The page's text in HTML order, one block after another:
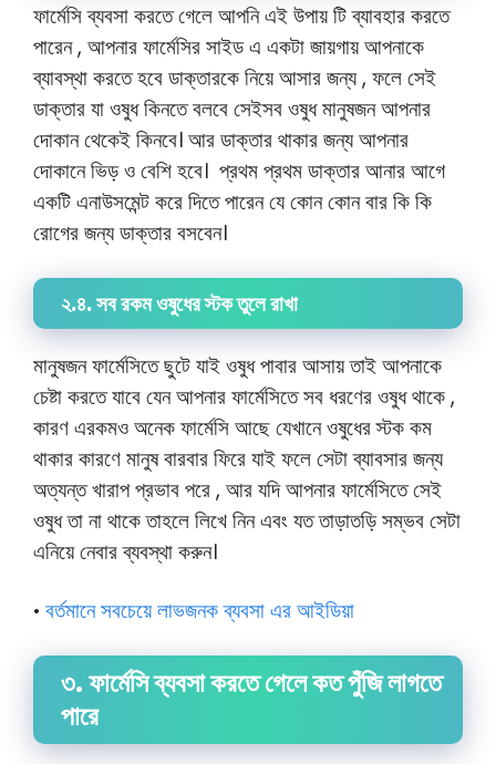
ফার্মেসি ব্যবসা করতে গেলে আপনি এই উপায় টি ব্যাবহার করতে
পারেন , আপনার ফার্মেসির সাইড এ একটা জায়গায় আপনাকে
ব্যাবস্থা করতে হবে ডাক্তারকে নিয়ে আসার জন্য , ফলে সেই
ডাক্তার যা ওষুধ কিনতে বলবে সেইসব ওষুধ মানুষজন আপনার
দোকান থেকেই কিনবে। আর ডাক্তার থাকার জন্য আপনার
দোকানে ভিড় ও বেশি হবে। প্রথম প্রথম ডাক্তার আনার আগে
একটি এনাউসমেন্ট করে দিতে পারেন যে কোন কোন বার কি কি
রোগের জন্য ডাক্তার বসবেন।
২.৪. সব রকম ওষুধের স্টক তুলে রাখা
মানুষজন ফার্মেসিতে ছুটে যাই ওষুধ পাবার আসায় তাই আপনাকে
চেষ্টা করতে যাবে যেন আপনার ফার্মেসিতে সব ধরণের ওষুধ থাকে ,
কারণ এরকমও অনেক ফার্মেসি আছে যেখানে ওষুধের স্টক কম
থাকার কারণে মানুষ বারবার ফিরে যাই ফলে সেটা ব্যাবসার জন্য
অত্যন্ত খারাপ প্রভাব পরে , আর যদি আপনার ফার্মেসিতে সেই
ওষুধ তা না থাকে তাহলে লিখে নিন এবং যত তাড়াতড়ি সম্ভব সেটা
এনিয়ে নেবার ব্যবস্থা করুন।
• বর্তমানে সবচেয়ে লাভজনক ব্যবসা এর আইডিয়া
৩. ফার্মেসি ব্যবসা করতে গেলে কত পুঁজি লাগতে
পারে